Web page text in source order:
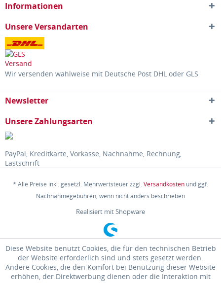
Informationen
Unsere Versandarten
Wir versenden wahlweise mit Deutsche Post DHL oder GLS
Newsletter
Unsere Zahlungsarten
PayPal, Kreditkarte, Vorkasse, Nachnahme, Rechnung,
Lastschrift
* Alle Preise inkl. gesetzl. Mehrwertsteuer zzgl.Versandkosten und ggf.
Nachnahmegebühren, wenn nicht anders beschrieben
Realisiert mit Shopware
Diese Website benutzt Cookies, die für den technischen Betrieb
der Website erforderlich sind und stets gesetzt werden.
Andere Cookies, die den Komfort bei Benutzung dieser Website
erhöhen, der Direktwerbung dienen oder die Interaktion mit